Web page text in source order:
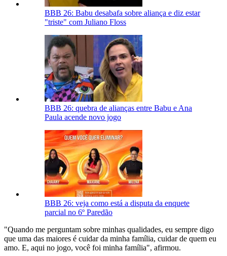
BBB 26: Babu desabafa sobre aliança e diz estar
"triste" com Juliano Floss
BBB 26: quebra de alianças entre Babu e Ana
Paula acende novo jogo
BBB 26: veja como está a disputa da enquete
parcial no 6º Paredão
"Quando me perguntam sobre minhas qualidades, eu sempre digo
que uma das maiores é cuidar da minha família, cuidar de quem eu
amo. E, aqui no jogo, você foi minha família", afirmou.